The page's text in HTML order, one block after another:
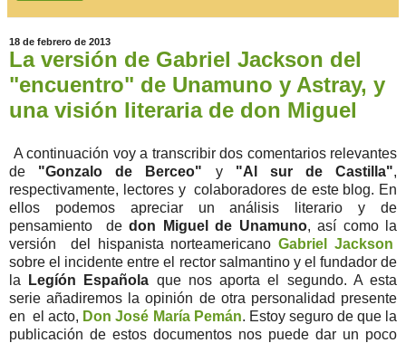
18 de febrero de 2013
La versión de Gabriel Jackson del
"encuentro" de Unamuno y Astray, y
una visión literaria de don Miguel
A continuación voy a transcribir dos comentarios relevantes
de "Gonzalo de Berceo" y "Al sur de Castilla",
respectivamente, lectores y colaboradores de este blog. En
ellos podemos apreciar un análisis literario y de
pensamiento dedon Miguel de Unamuno, así como la
versión del hispanista norteamericanoGabriel Jackson
sobre el incidente entre el rector salmantino y el fundador de
la
Legíón Española que nos aporta el segundo. A esta
serie añadiremos la opinión de otra personalidad presente
en el acto, Don José María Pemán. Estoy seguro de que la
publicación de estos documentos nos puede dar un poco